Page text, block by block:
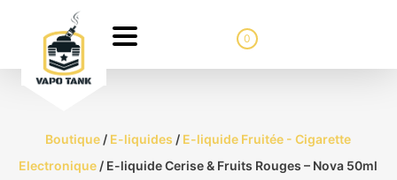
0
Boutique / E-liquides / E-liquide Fruitée - Cigarette
Electronique / E-liquide Cerise & Fruits Rouges – Nova 50ml